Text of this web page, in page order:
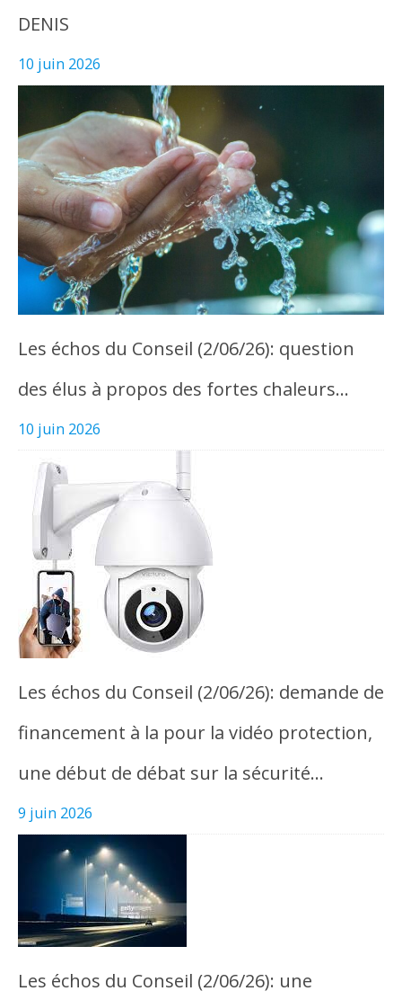
DENIS
10 juin 2026
Les échos du Conseil (2/06/26): question
des élus à propos des fortes chaleurs…
10 juin 2026
Les échos du Conseil (2/06/26): demande de
financement à la pour la vidéo protection,
une début de débat sur la sécurité…
9 juin 2026
Les échos du Conseil (2/06/26): une